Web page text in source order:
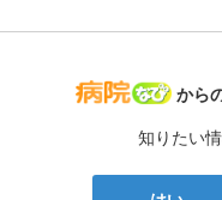
病院
から
知りたい